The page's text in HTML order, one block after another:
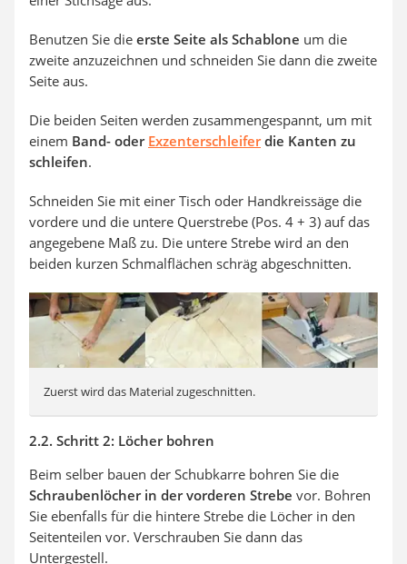
Benutzen Sie die erste Seite als Schablone um die
zweite anzuzeichnen und schneiden Sie dann die zweite
Seite aus.
Die beiden Seiten werden zusammengespannt, um mit
einem Band- oder Exzenterschleiferdie Kanten zu
schleifen.
Schneiden Sie mit einer Tisch oder Handkreissäge die
vordere und die untere Querstrebe (Pos. 4 + 3) auf das
angegebene Maß zu. Die untere Strebe wird an den
beiden kurzen Schmalflächen schräg abgeschnitten.
Zuerst wird das Material zugeschnitten.
2.2. Schritt 2: Löcher bohren
Beim selber bauen der Schubkarre bohren Sie die
Schraubenlöcher in der vorderen Strebe vor. Bohren
Sie ebenfalls für die hintere Strebe die Löcher in den
Seitenteilen vor. Verschrauben Sie dann das
Untergestell.